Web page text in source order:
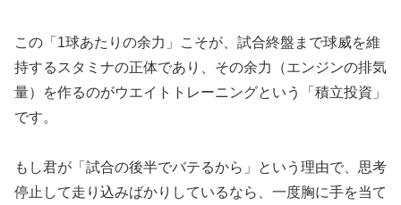
この「1球あたりの余力」こそが、試合終盤まで球威を維
持するスタミナの正体であり、その余力（エンジンの排気
量）を作るのがウエイトトレーニングという「積立投資」
です。
もし君が「試合の後半でバテるから」という理由で、思考
停止して走り込みばかりしているなら、一度胸に手を当て